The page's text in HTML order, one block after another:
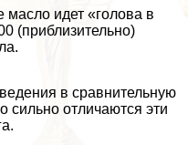
масло идет «голова в
(приблизительно)
в сравнительную
сильно отличаются эти